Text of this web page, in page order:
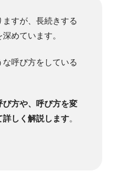
すが、長続きする
めています。
呼び方をしている
方や、呼び方を変
詳しく解説します。